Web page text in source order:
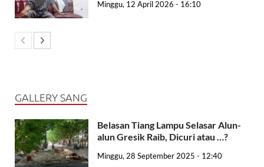
Minggu, 12 April 2026 - 16:10
GALLERY SANG
Belasan Tiang Lampu Selasar Alun-
alun Gresik Raib, Dicuri atau …?
Minggu, 28 September 2025 - 12:40